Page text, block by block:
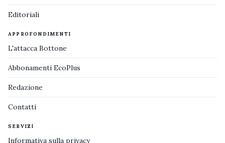
Editoriali
APPROFONDIMENTI
L'attacca Bottone
Abbonamenti EcoPlus
Redazione
Contatti
SERVIZI
Informativa sulla privacy